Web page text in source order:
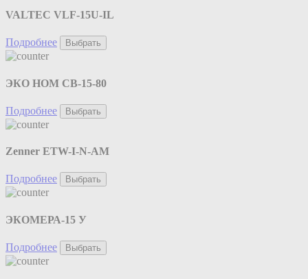
VALTEC VLF-15U-IL
Подробнее Выбрать
ЭКО НОМ СВ-15-80
Подробнее Выбрать
Zenner ETW-I-N-AM
Подробнее Выбрать
ЭКОМЕРА-15 У
Подробнее Выбрать